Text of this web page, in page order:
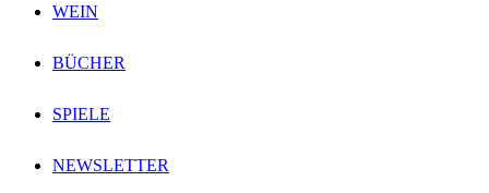
WEIN
BÜCHER
SPIELE
NEWSLETTER